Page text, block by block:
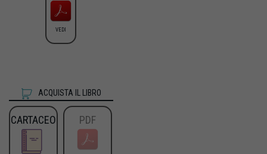
VEDI
ACQUISTA IL LIBRO
CARTACEO PDF